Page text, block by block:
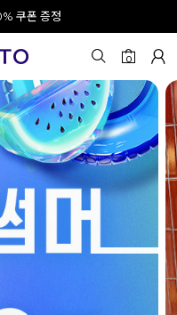
시 오늘 출발!
쿠폰 지급
쿠폰 증정
0